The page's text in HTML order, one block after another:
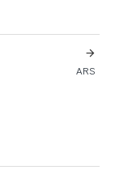
ARS